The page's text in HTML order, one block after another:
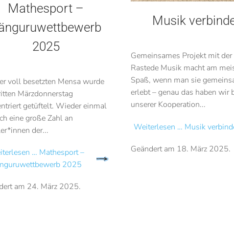
Mathesport –
2025
voll besetzten Mensa wurde
Märzdonnerstag
getüftelt. Wieder einmal
eine große Zahl an
der...
… Mathesport –
2025
am 24. März 2025.
Musik
Gemeinsames Projekt mit der
Rastede Musik macht am
Spaß, wenn man sie
erlebt – genau das haben wir
unserer Kooperation...
Weiterlesen … Musik
Geändert am 18. März 2025.